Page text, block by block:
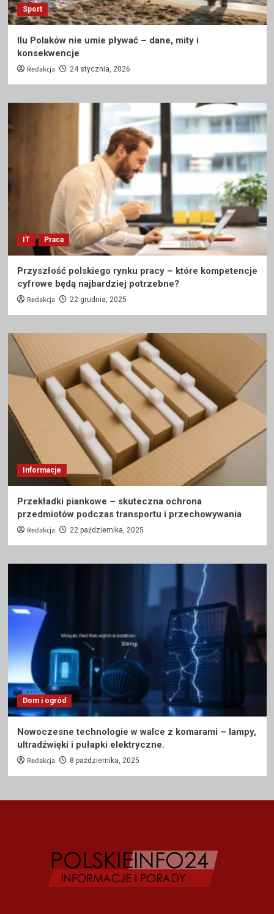
Sport
Ilu Polaków nie umie pływać – dane, mity i
konsekwencje
Redakcja 24 stycznia, 2026
IT Praca
Przyszłość polskiego rynku pracy – które kompetencje
cyfrowe będą najbardziej potrzebne?
Redakcja 22 grudnia, 2025
Informacje
Przekładki piankowe – skuteczna ochrona
przedmiotów podczas transportu i przechowywania
Redakcja 22 października, 2025
Dom i ogród
Nowoczesne technologie w walce z komarami – lampy,
ultradźwięki i pułapki elektryczne.
Redakcja 8 października, 2025